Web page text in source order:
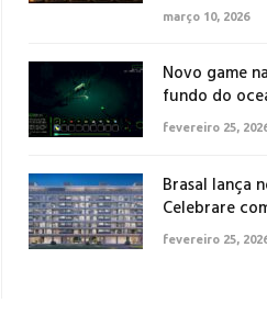
março 10, 2026
Novo game
fundo do
fevereiro 25,
Brasal lança
Celebrare
fevereiro 25,